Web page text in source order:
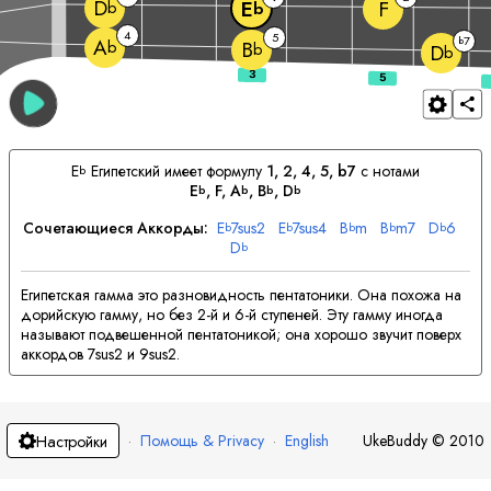
Ab 4
Bb 5
Db
b7
Db Eb F
Eb Египетский имеет формулу 1, 2, 4, 5, b7с нотами
Eb, F, Ab, Bb, Db
Сочетающиеся Аккорды: Eb7sus2 Eb7sus4 Bbm Bbm7 Db6
Db
Египетская гамма это разновидность пентатоники. Она похожа на
дорийскую гамму, но без 2-й и 6-й ступеней. Эту гамму иногда
называют подвешенной пентатоникой; она хорошо звучит поверх
аккордов 7sus2 и 9sus2.
Настройки · Помощь & Privacy · English UkeBuddy © 2010